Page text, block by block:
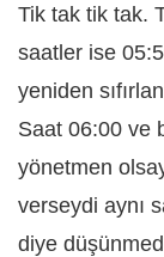
Tik tak tik tak.
saatler ise
yeniden
Saat 06:00 ve
yönetmen
verseydi aynı
diye